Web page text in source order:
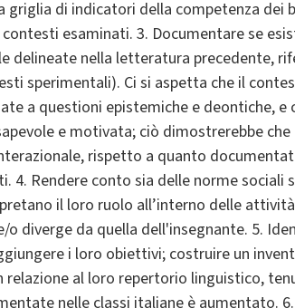
griglia di indicatori della competenza
esaminati. 3. Documentare se
delineate nella letteratura precedente,
sperimentali). Ci si aspetta che il
a questioni epistemiche e deontiche,
e motivata; ciò dimostrerebbe
rispetto a quanto
4. Rendere conto sia delle norme
il loro ruolo all’interno delle
o diverge da quella dell'insegnante. 5.
i loro obiettivi; costruire un
relazione al loro repertorio linguistico,
nelle classi italiane è aumentato.